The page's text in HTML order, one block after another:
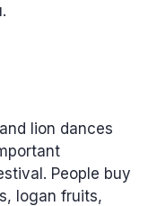
lion dances
People buy
logan fruits,